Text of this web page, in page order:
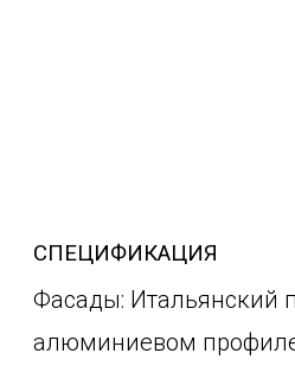
СПЕЦИФИКАЦИЯ
Фасады: Итальянский
алюминиевом